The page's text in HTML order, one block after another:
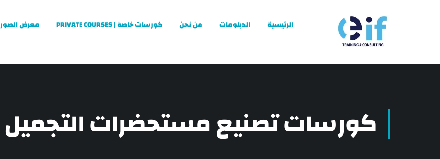
الرئيسية الدبلومات من نحن كورسات خاصة | PRIVATE COURSES معرض الصور
كورسات تصنيع مستحضرات التجميل